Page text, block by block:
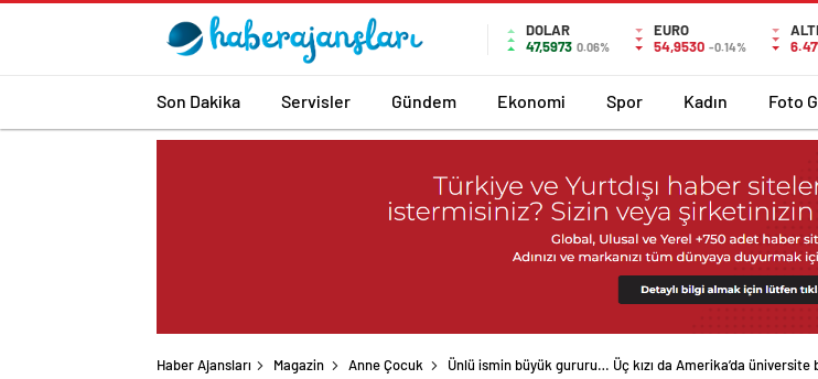
DOLAR
47,5973 0.06%
EURO
54,9530 -0.14%
Son Dakika Servisler Gündem Ekonomi Spor Kadın Foto
Haber Ajansları Magazin Anne Çocuk Ünlü ismin büyük gururu… Üç kızı da Amerika’da üniversite